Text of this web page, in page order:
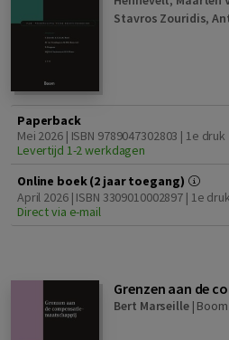
Stavros Zouridis,
Paperback
Mei 2026 | ISBN 9789047302803 | 1e druk
Levertijd 1-2 werkdagen
Online boek (2 jaar toegang)
April 2026 | ISBN 3309010002897 | 1e druk
Direct via e-mail
Grenzen aan de
Bert Marseille| Boom